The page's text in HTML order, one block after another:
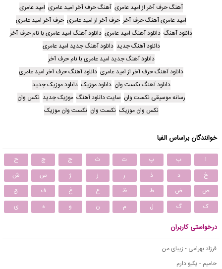
آهنگ حرف آخر از امید عامری آهنگ حرف آخر امید عامری امید عامری
امید عامری آهنگ حرف آخر حرف آخر از امید عامری حرف آخر امید عامری
دانلود آهنگ دانلود آهنگ امید عامری دانلود آهنگ امید عامری با نام حرف آخر
دانلود آهنگ جدید دانلود آهنگ جدید امید عامری
دانلود آهنگ جدید امید عامری با نام حرف آخر
دانلود آهنگ حرف آخر از امید عامری دانلود آهنگ حرف آخر امید عامری
دانلود آهنگ نکست وان دانلود موزیک دانلود موزیک جدید
رسانه موسیقی نکست وان سایت دانلود آهنگ موزیک جدید نکس وان
نکس وان موزیک نکست وان نکست وان موزیک
خوانندگان براساس الفبا
ا ب پ ت ث ج چ
ح
خ
د ذ ر ز ژ س
ش
ص
ض ط ظ ع غ ف
ق
ک
گ ل م ن و ه ی
درخواستی کاربران
فرزاد بهرامی - زیبای من
حامیم - یکیو دارم